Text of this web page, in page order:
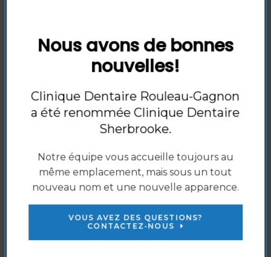
Nous avons de bonnes
nouvelles!
Clinique Dentaire Rouleau-Gagnon
a été renomméeClinique Dentaire
Sherbrooke.
Notre équipe vous accueille toujours au
même emplacement, mais sous un tout
nouveau nom et une nouvelle apparence.
VOUS AVEZ DES QUESTIONS?
CONTACTEZ-NOUS